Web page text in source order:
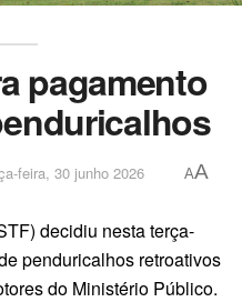
pagamento
feira, 30 junho 2026 AA
decidiu nesta terça-
penduricalhos retroativos
do Ministério Público.